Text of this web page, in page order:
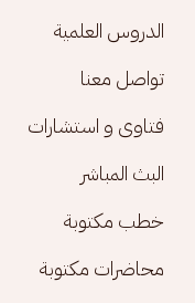
الدروس العلمية
تواصل معنا
فتاوى و استشارات
البث المباشر
خطب مكتوبة
محاضرات مكتوبة